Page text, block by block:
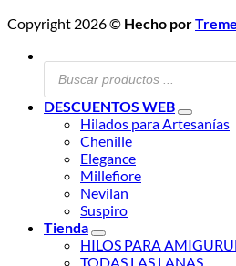
Copyright 2026 © Hecho por
Búsqueda
productos
DESCUENTOS WEB
Hilados para Artesanías
Chenille
Elegance
Millefiore
Nevilan
Suspiro
Tienda
HILOS PARA
TODAS LAS LANAS